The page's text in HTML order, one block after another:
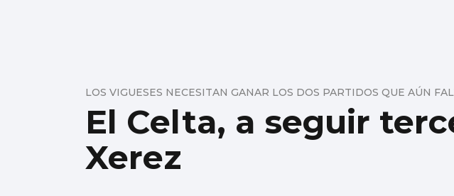
El Celta, a seguir
Xerez
LOS VIGUESES NECESITAN GANAR LOS DOS PARTIDOS QUE AÚN